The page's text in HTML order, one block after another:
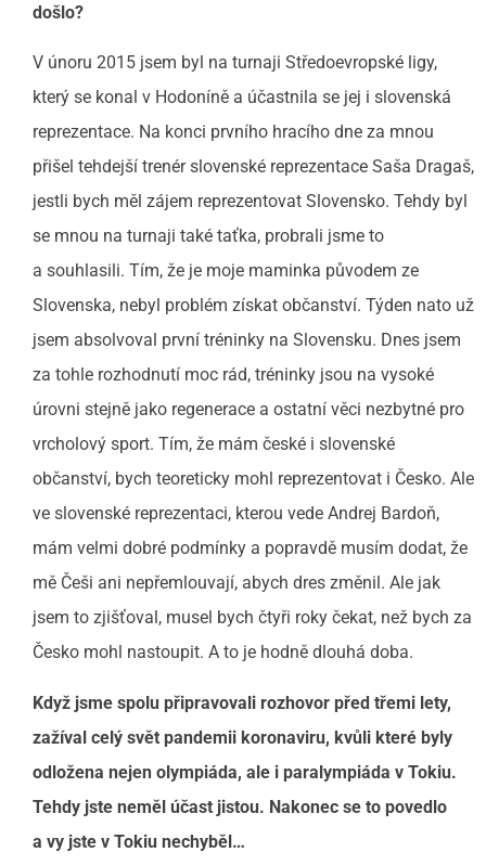
došlo?
V únoru 2015 jsem byl na turnaji Středoevropské ligy,
který se konal v Hodoníně a účastnila se jej i slovenská
reprezentace. Na konci prvního hracího dne za mnou
přišel tehdejší trenér slovenské reprezentace Saša Dragaš,
jestli bych měl zájem reprezentovat Slovensko. Tehdy byl
se mnou na turnaji také taťka, probrali jsme to
a souhlasili. Tím, že je moje maminka původem ze
Slovenska, nebyl problém získat občanství. Týden nato už
jsem absolvoval první tréninky na Slovensku. Dnes jsem
za tohle rozhodnutí moc rád, tréninky jsou na vysoké
úrovni stejně jako regenerace a ostatní věci nezbytné pro
vrcholový sport. Tím, že mám české i slovenské
občanství, bych teoreticky mohl reprezentovat i Česko. Ale
ve slovenské reprezentaci, kterou vede Andrej Bardoň,
mám velmi dobré podmínky a popravdě musím dodat, že
mě Češi ani nepřemlouvají, abych dres změnil. Ale jak
jsem to zjišťoval, musel bych čtyři roky čekat, než bych za
Česko mohl nastoupit. A to je hodně dlouhá doba.
Když jsme spolu připravovali rozhovor před třemi lety,
zažíval celý svět pandemii koronaviru, kvůli které byly
odložena nejen olympiáda, ale i paralympiáda v Tokiu.
Tehdy jste neměl účast jistou. Nakonec se to povedlo
a vy jste v Tokiu nechyběl…